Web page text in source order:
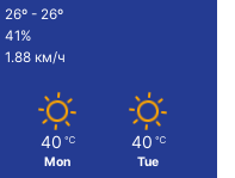
26º - 26º
41%
1.88 км/ч
40 ℃
Mon
40 ℃
Tue